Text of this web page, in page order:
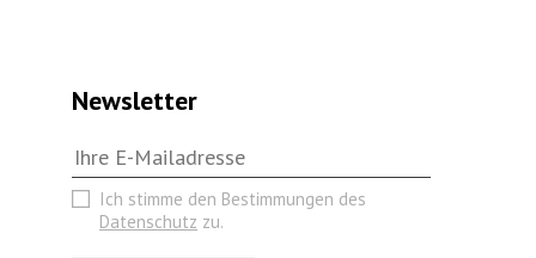
Newsletter
Ich stimme den Bestimmungen des
Datenschutz zu.